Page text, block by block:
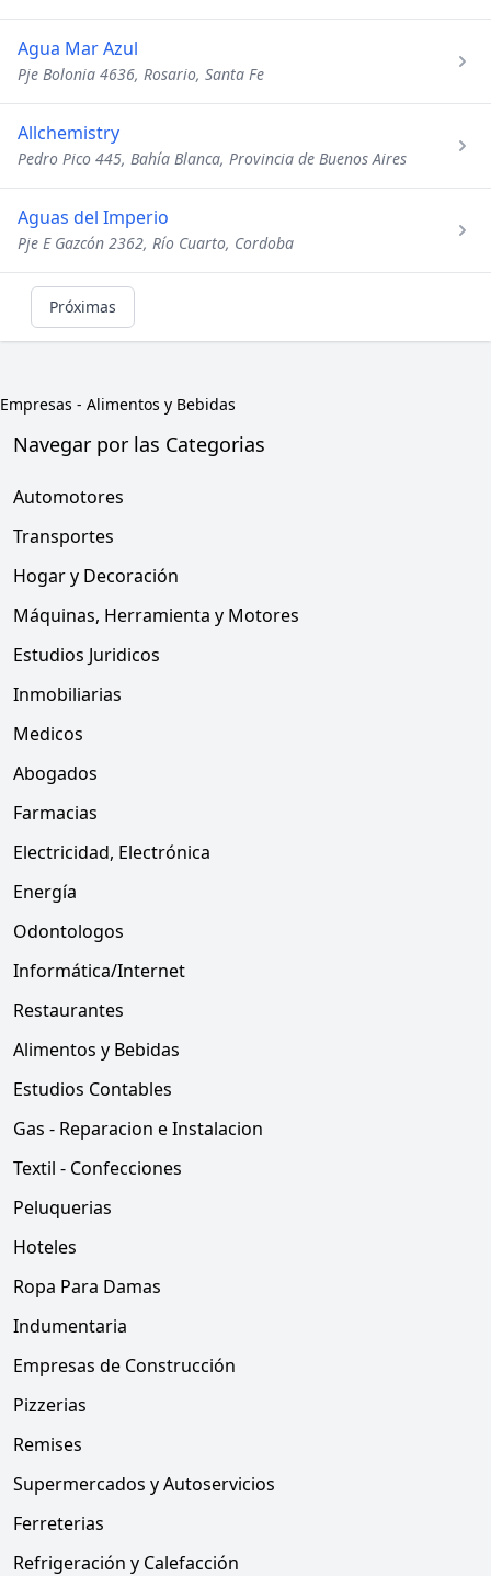
Agua Mar Azul
Pje Bolonia 4636, Rosario, Santa Fe
Allchemistry
Pedro Pico 445, Bahía Blanca, Provincia de Buenos Aires
Aguas del Imperio
Pje E Gazcón 2362, Río Cuarto, Cordoba
Próximas
Empresas - Alimentos y Bebidas
Navegar por las Categorias
Automotores
Transportes
Hogar y Decoración
Máquinas, Herramienta y Motores
Estudios Juridicos
Inmobiliarias
Medicos
Abogados
Farmacias
Electricidad, Electrónica
Energía
Odontologos
Informática/Internet
Restaurantes
Alimentos y Bebidas
Estudios Contables
Gas - Reparacion e Instalacion
Textil - Confecciones
Peluquerias
Hoteles
Ropa Para Damas
Indumentaria
Empresas de Construcción
Pizzerias
Remises
Supermercados y Autoservicios
Ferreterias
Refrigeración y Calefacción